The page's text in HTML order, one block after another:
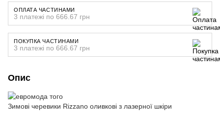
ОПЛАТА ЧАСТИНАМИ
3 платежі по 666.67 грн
ПОКУПКА ЧАСТИНАМИ
3 платежі по 666.67 грн
Опис
Зимові черевики Rizzano оливкові з лазерної шкіри